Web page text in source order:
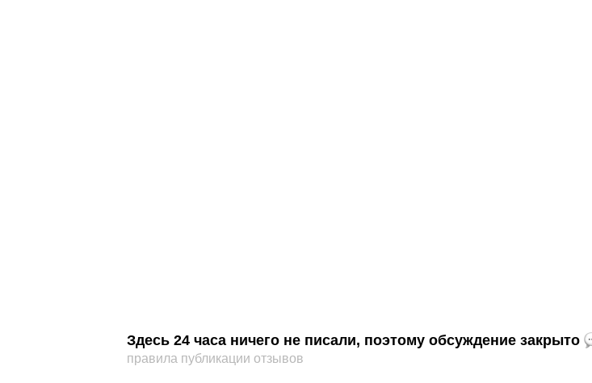
Здесь 24 часа ничего не писали, поэтому обсуждение закрыто
правила публикации отзывов